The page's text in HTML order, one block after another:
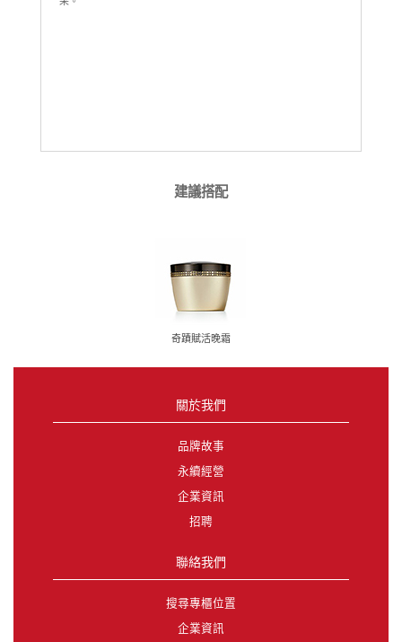
建議搭配
奇蹟賦活晚霜
關於我們
品牌故事
永續經營
企業資訊
招聘
聯絡我們
搜尋專櫃位置
企業資訊